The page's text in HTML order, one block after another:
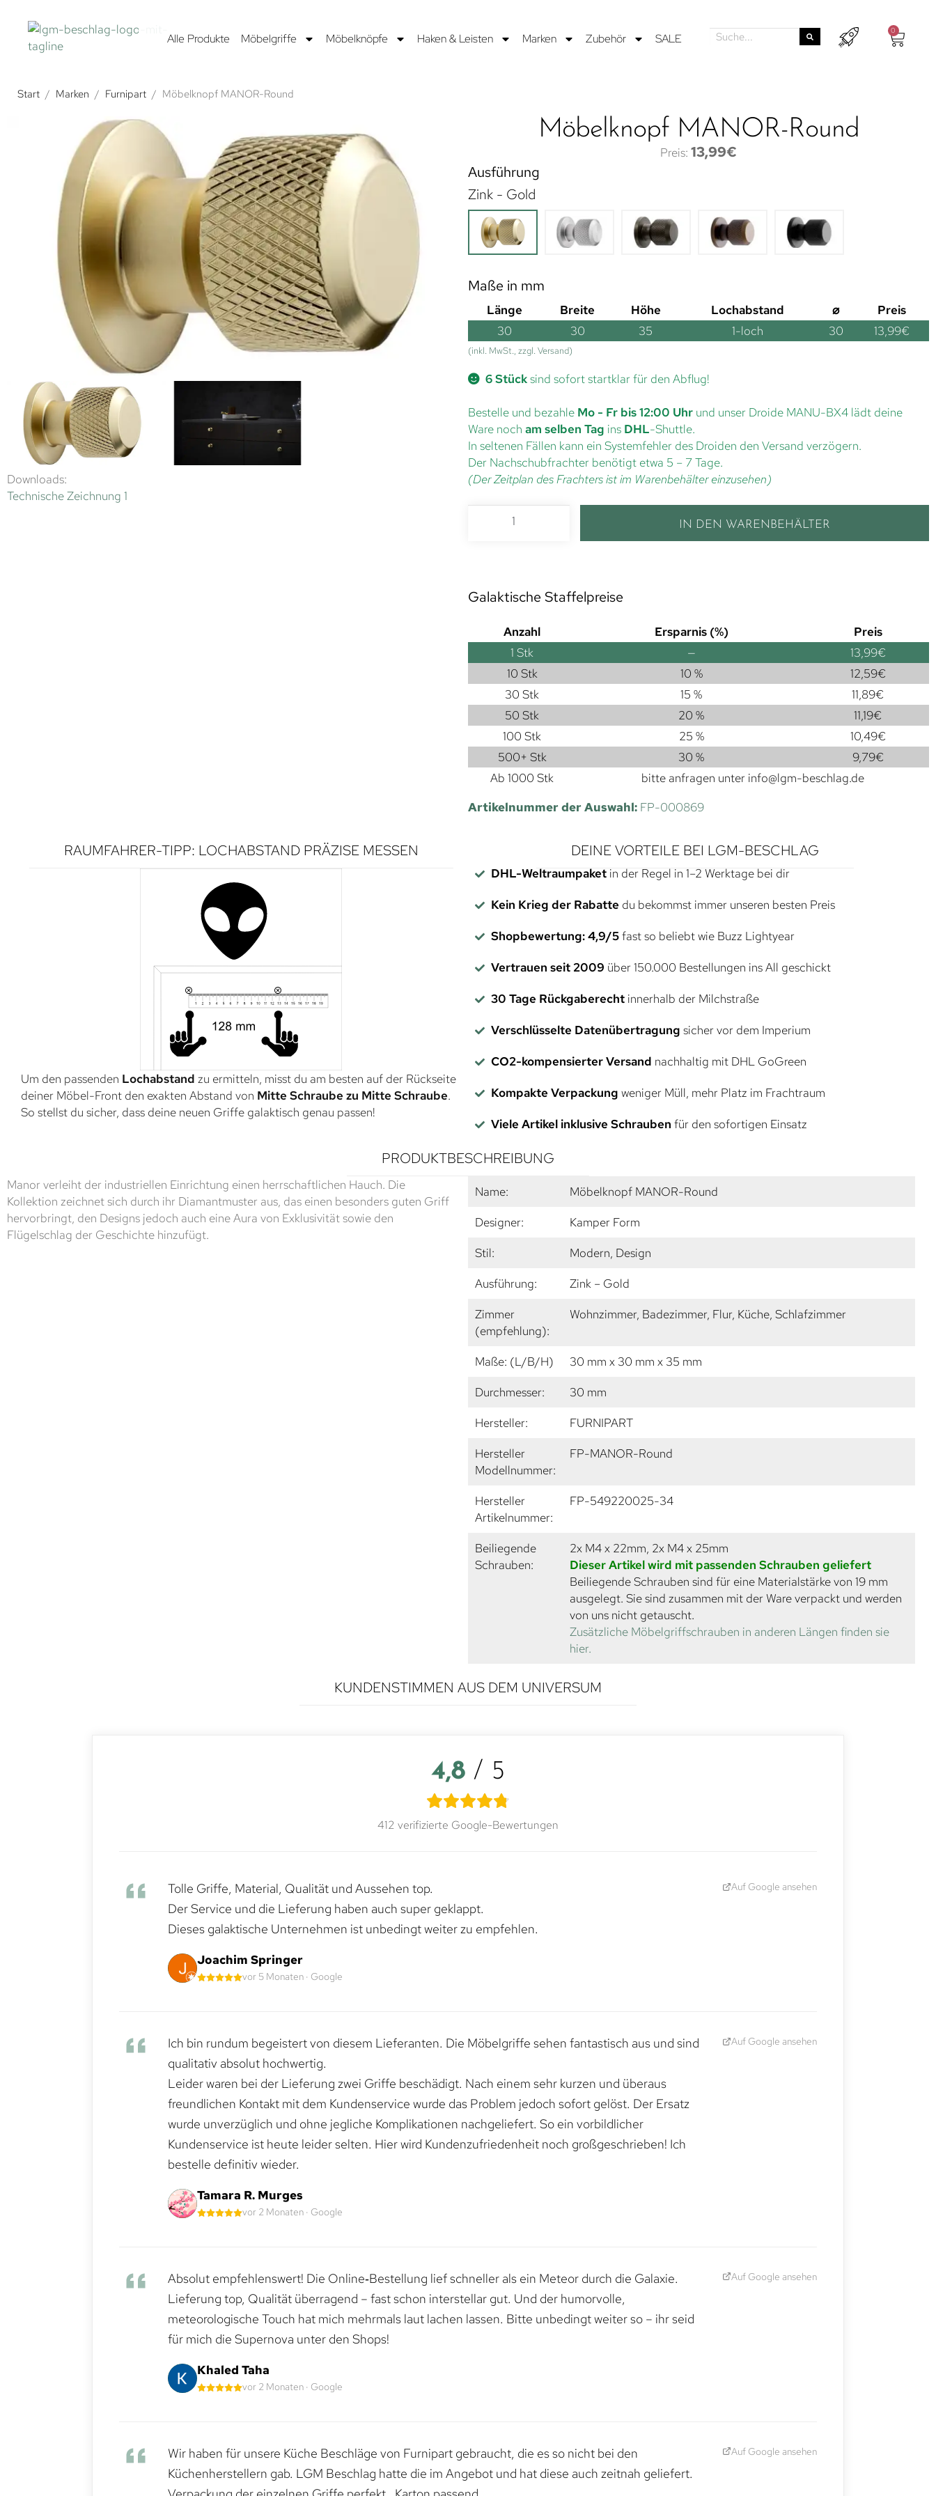
Alle Produkte Möbelgriffe Möbelknöpfe Haken & Leisten Marken Zubehör SALE
0
Start / Marken / Furnipart / Möbelknopf MANOR-Round
Downloads:
Technische Zeichnung 1
Möbelknopf MANOR-Round
13,99€
Ausführung
Zink - Gold
Maße in mm
Länge Breite Höhe Lochabstand ⌀
Preis
30
30 35 1-loch 30 13,99€
(inkl. MwSt., zzgl. Versand)
6 Stücksind sofort startklar für den Abflug!
Bestelle und bezahle Mo - Fr bis 12:00 Uhr und unser Droide MANU-BX4 lädt deine
Ware noch am selben Tag ins DHL-Shuttle.
In seltenen Fällen kann ein Systemfehler des Droiden den Versand verzögern.
Der Nachschubfrachter benötigt etwa 5 – 7 Tage.
(Der Zeitplan des Frachters ist im Warenbehälter einzusehen)
IN DEN WARENBEHÄLTER
Galaktische Staffelpreise
Anzahl Ersparnis (%)
Preis
1 Stk — 13,99€
10 Stk
10 % 12,59€
30 Stk
15 % 11,89€
50 Stk
20 % 11,19€
100 Stk
25 % 10,49€
500+ Stk
30 % 9,79€
Ab 1000 Stk
bitte anfragen unter info@lgm-beschlag.de
Artikelnummer der Auswahl: FP-000869
RAUMFAHRER-TIPP: LOCHABSTAND PRÄZISE MESSEN
Um den passenden Lochabstand zu ermitteln, misst du am besten auf der Rückseite
deiner Möbel-Front den exakten Abstand von Mitte Schraube zu Mitte Schraube.
So stellst du sicher, dass deine neuen Griffe galaktisch genau passen!
DEINE VORTEILE BEI LGM-BESCHLAG
DHL-Weltraumpaketin der Regel in 1–2 Werktage bei dir
Kein Krieg der Rabatte du bekommst immer unseren besten Preis
Shopbewertung: 4,9/5fast so beliebt wie Buzz Lightyear
Vertrauen seit 2009 über 150.000 Bestellungen ins All geschickt
30 Tage Rückgaberechtinnerhalb der Milchstraße
Verschlüsselte Datenübertragung sicher vor dem Imperium
CO2-kompensierter Versand nachhaltig mit DHL GoGreen
Kompakte Verpackung weniger Müll, mehr Platz im Frachtraum
Viele Artikel inklusive Schrauben für den sofortigen Einsatz
PRODUKTBESCHREIBUNG
Manor verleiht der industriellen Einrichtung einen herrschaftlichen Hauch. Die
Kollektion zeichnet sich durch ihr Diamantmuster aus, das einen besonders guten Griff
hervorbringt, den Designs jedoch auch eine Aura von Exklusivität sowie den
Flügelschlag der Geschichte hinzufügt.
Name:
Möbelknopf MANOR-Round
Designer:
Kamper Form
Stil:
Modern, Design
Ausführung:
Zink – Gold
Zimmer
(empfehlung):
Wohnzimmer, Badezimmer, Flur, Küche, Schlafzimmer
Maße: (L/B/H)
30 mm x 30 mm x 35 mm
Durchmesser:
30 mm
Hersteller:
FURNIPART
Hersteller
Modellnummer:
FP-MANOR-Round
Hersteller
Artikelnummer:
FP-549220025-34
Beiliegende
Schrauben:
2x M4 x 22mm, 2x M4 x 25mm
Dieser Artikel wird mit passenden Schrauben geliefert
Beiliegende Schrauben sind für eine Materialstärke von 19 mm
ausgelegt. Sie sind zusammen mit der Ware verpackt und werden
von uns nicht getauscht.
Zusätzliche Möbelgriffschrauben in anderen Längen finden sie
hier.
KUNDENSTIMMEN AUS DEM UNIVERSUM
4,8 / 5
412 verifizierte Google-Bewertungen
Tolle Griffe, Material, Qualität und Aussehen top.
Der Service und die Lieferung haben auch super geklappt.
Dieses galaktische Unternehmen ist unbedingt weiter zu empfehlen.
Joachim Springer
vor 5 Monaten · Google
Auf Google ansehen
Ich bin rundum begeistert von diesem Lieferanten. Die Möbelgriffe sehen fantastisch aus und sind
qualitativ absolut hochwertig.
Leider waren bei der Lieferung zwei Griffe beschädigt. Nach einem sehr kurzen und überaus
freundlichen Kontakt mit dem Kundenservice wurde das Problem jedoch sofort gelöst. Der Ersatz
wurde unverzüglich und ohne jegliche Komplikationen nachgeliefert. So ein vorbildlicher
Kundenservice ist heute leider selten. Hier wird Kundenzufriedenheit noch großgeschrieben! Ich
bestelle definitiv wieder.
Tamara R. Murges
vor 2 Monaten · Google
Auf Google ansehen
Absolut empfehlenswert! Die Online‑Bestellung lief schneller als ein Meteor durch die Galaxie.
Lieferung top, Qualität überragend – fast schon interstellar gut. Und der humorvolle,
meteorologische Touch hat mich mehrmals laut lachen lassen. Bitte unbedingt weiter so – ihr seid
für mich die Supernova unter den Shops!
Khaled Taha
vor 2 Monaten · Google
Auf Google ansehen
Wir haben für unsere Küche Beschläge von Furnipart gebraucht, die es so nicht bei den
Küchenherstellern gab. LGM Beschlag hatte die im Angebot und hat diese auch zeitnah geliefert.
Auf Google ansehen